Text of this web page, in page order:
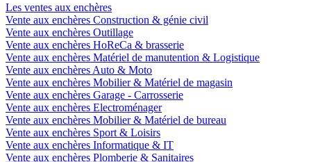
Les ventes aux enchères
Vente aux enchères Construction & génie civil
Vente aux enchères Outillage
Vente aux enchères HoReCa & brasserie
Vente aux enchères Matériel de manutention & Logistique
Vente aux enchères Auto & Moto
Vente aux enchères Mobilier & Matériel de magasin
Vente aux enchères Garage - Carrosserie
Vente aux enchères Electroménager
Vente aux enchères Mobilier & Matériel de bureau
Vente aux enchères Sport & Loisirs
Vente aux enchères Informatique & IT
Vente aux enchères Plomberie & Sanitaires